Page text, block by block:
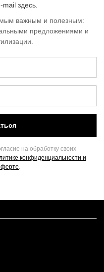
здесь.
важным и полезным:
предложениями и
на обработку своих
конфиденциальности и
.